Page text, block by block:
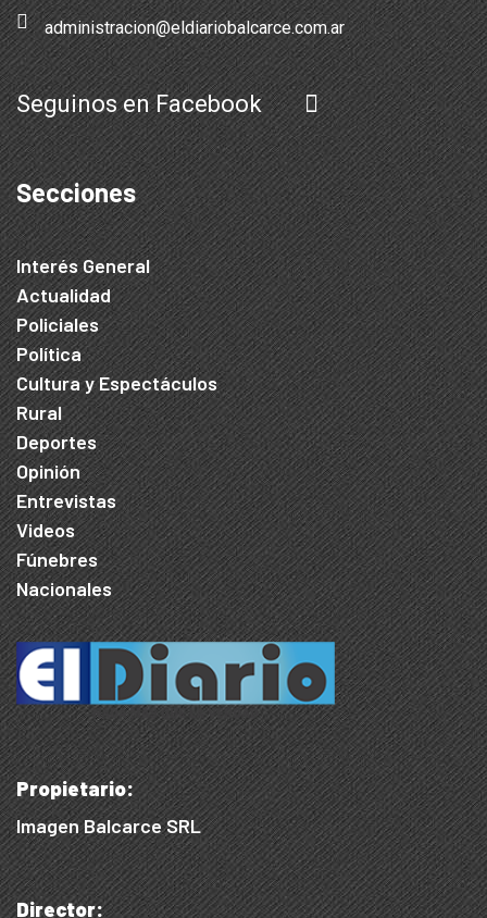
administracion@eldiariobalcarce.com.ar
Seguinos en Facebook
Secciones
Interés General
Actualidad
Policiales
Política
Cultura y Espectáculos
Rural
Deportes
Opinión
Entrevistas
Videos
Fúnebres
Nacionales
Propietario:
Imagen Balcarce SRL
Director: